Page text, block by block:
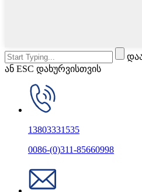
ან ESC დახურვისთვის
13803331535
0086-(0)311-85660998